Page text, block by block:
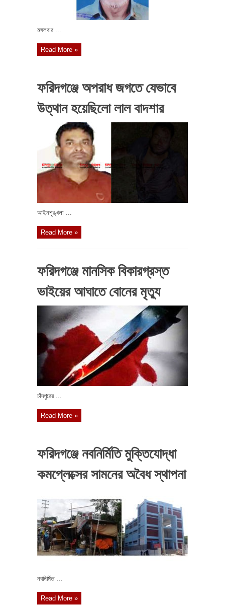
মঙ্গলবার ...
Read More »
ফরিদগঞ্জে অপরাধ জগতে যেভাবে
উত্থান হয়েছিলো লাল বাদশার
আইনশৃঙ্খলা ...
Read More »
ফরিদগঞ্জে মানসিক বিকারগ্রস্ত
ভাইয়ের আঘাতে বোনের মৃত্যু
চাঁদপুরের ...
Read More »
ফরিদগঞ্জে নবনির্মিতি মুক্তিযোদ্ধা
কমপ্লেক্সের সামনের অবৈধ স্থাপনা
নবনির্মিত ...
Read More »